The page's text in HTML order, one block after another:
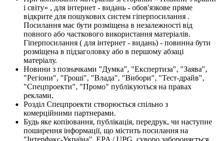
і світу» , для інтернет - видань - обов'язкове пряме
відкрите для пошукових систем гіперпосилання .
Посилання має бути розміщена в незалежності від
повного або часткового використання матеріалів.
Гіперпосилання ( для інтернет - видань) - повинна бути
розміщена в підзаголовку або в першому абзаці
матеріалу.
Новини з позначками "Думка", "Експертиза", "Заява",
"Регіони", "Гроші", "Влада", "Вибори", "Тест-драйв",
"Спецпроекти", "Промо" публікуються на правах
реклами.
Розділ Спецпроекти створюється спільно з
комерційними партнерами.
Будь яке копіювання, публікація, передрук, чи наступне
поширення інформації, що містить посилання на
"Інтерфакс-Україна", EPA / UPG, суворо забороняється.